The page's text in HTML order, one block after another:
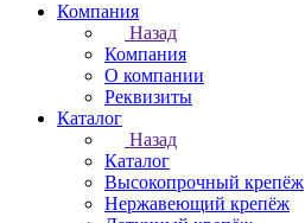
Компания
Назад
Компания
О компании
Реквизиты
Каталог
Назад
Каталог
Высокопрочный крепёж
Нержавеющий крепёж